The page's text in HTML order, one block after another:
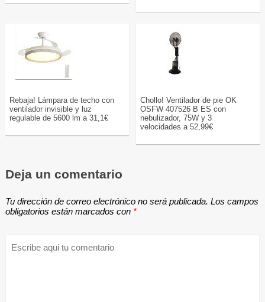
Rebaja! Lámpara de techo con
ventilador invisible y luz
regulable de 5600 lm a 31,1€
Chollo! Ventilador de pie OK
OSFW 407526 B ES con
nebulizador, 75W y 3
velocidades a 52,99€
Deja un comentario
Tu dirección de correo electrónico no será publicada. Los campos
obligatorios están marcados con *